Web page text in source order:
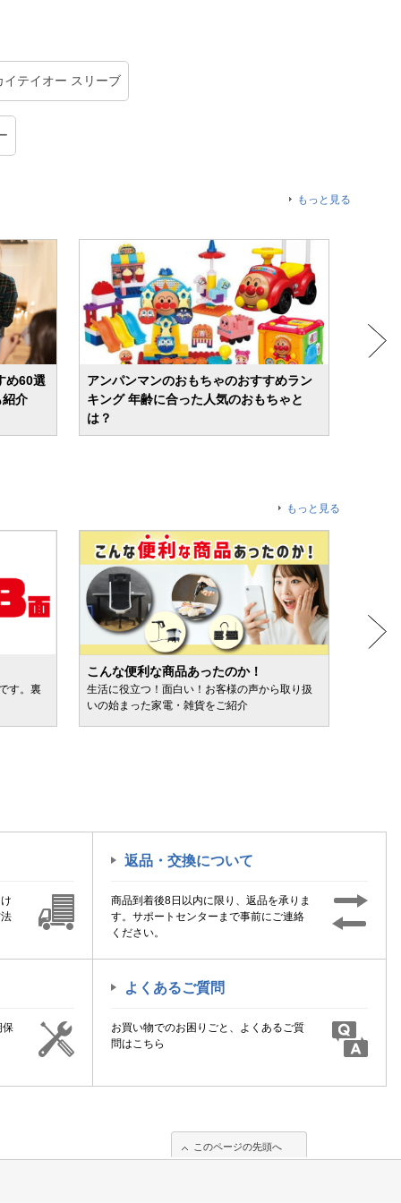
イテイオー スリーブ
もっと見る
め60選
紹介
アンパンマンのおもちゃのおすすめラン
キング 年齢に合った人気のおもちゃと
は？
もっと見る
す。裏
こんな便利な商品あったのか！
生活に役立つ！面白い！お客様の声から取り扱
いの始まった家電・雑貨をご紹介
返品・交換について
商品到着後8日以内に限り、返品を承りま
す。サポートセンターまで事前にご連絡
ください。
保
よくあるご質問
お買い物でのお困りごと、よくあるご質
問はこちら
このページの先頭へ